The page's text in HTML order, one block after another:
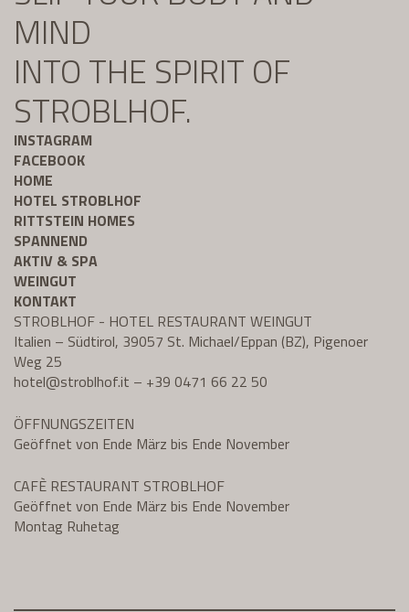
MIND
INTO THE SPIRIT OF
STROBLHOF.
INSTAGRAM
FACEBOOK
HOME
HOTEL STROBLHOF
RITTSTEIN HOMES
SPANNEND
AKTIV & SPA
WEINGUT
KONTAKT
STROBLHOF - HOTEL RESTAURANT WEINGUT
Italien – Südtirol, 39057 St. Michael/Eppan (BZ), Pigenoer
Weg 25
hotel@stroblhof.it – +39 0471 66 22 50
ÖFFNUNGSZEITEN
Geöffnet von Ende März bis Ende November
CAFÈ RESTAURANT STROBLHOF
Geöffnet von Ende März bis Ende November
Montag Ruhetag